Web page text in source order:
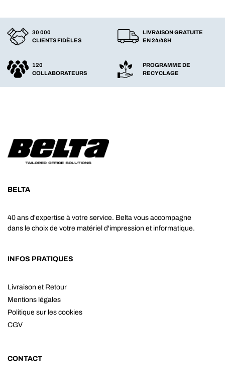
30 000
CLIENTS FIDÈLES
LIVRAISON GRATUITE
EN 24/48H
120
COLLABORATEURS
PROGRAMME DE
RECYCLAGE
BELTA
40 ans d'expertise à votre service. Belta vous accompagne
dans le choix de votre matériel d'impression et informatique.
INFOS PRATIQUES
Livraison et Retour
Mentions légales
Politique sur les cookies
CGV
CONTACT